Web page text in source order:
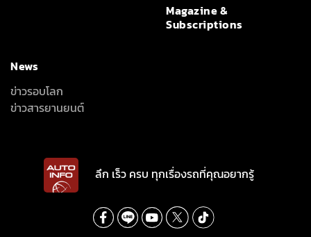
Magazine &
Subscriptions
News
ข่าวรอบโลก
ข่าวสารยานยนต์
ลึก เร็ว ครบ ทุกเรื่องรถที่คุณอยากรู้